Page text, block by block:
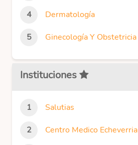
Dermatología
Ginecología Y Obstetricia
Instituciones
Salutias
Centro Medico Echeverria